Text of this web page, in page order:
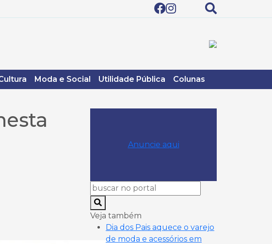
Moda e Social Utilidade Pública Colunas
Anuncie aqui
Veja também
Dia dos Pais aquece o varejo
de moda e acessórios em